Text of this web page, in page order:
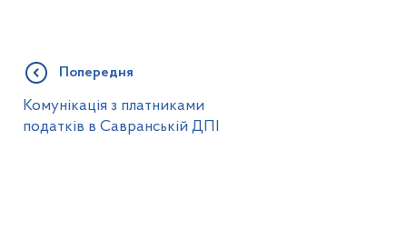
Попередня
Комунікація з платниками
податків в Савранській ДПІ